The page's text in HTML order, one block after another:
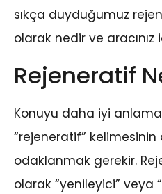
sıkça duyduğumuz
olarak nedir ve
Rejeneratif
Konuyu daha iyi
“rejeneratif” kelimesinin
odaklanmak gerekir.
olarak “yenileyici” veya